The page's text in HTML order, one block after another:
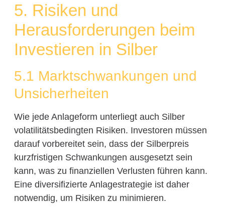
5. Risiken und
Herausforderungen beim
Investieren in Silber
5.1 Marktschwankungen und
Unsicherheiten
Wie jede Anlageform unterliegt auch Silber
volatilitätsbedingten Risiken. Investoren müssen
darauf vorbereitet sein, dass der Silberpreis
kurzfristigen Schwankungen ausgesetzt sein
kann, was zu finanziellen Verlusten führen kann.
Eine diversifizierte Anlagestrategie ist daher
notwendig, um Risiken zu minimieren.